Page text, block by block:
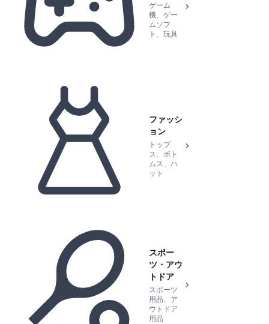
ゲーム
機、ゲー
ムソフ
ト、玩具
ファッシ
ョン
トップ
ス、ボト
ムス、ハ
ット
スポー
ツ・アウ
トドア
スポーツ
用品、ア
ウトドア
用品